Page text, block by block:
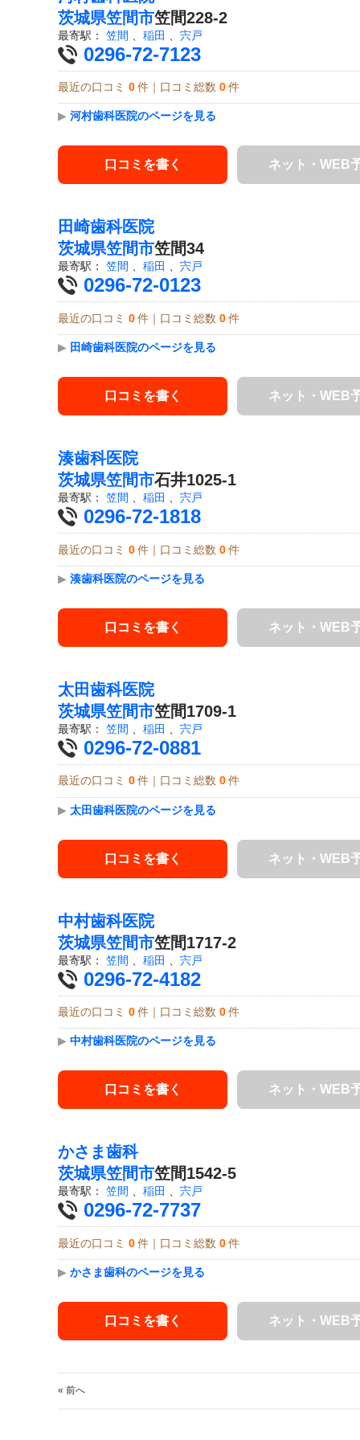
茨城県笠間市笠間228-2
最寄駅： 笠間 稲田 宍戸
0296-72-7123
最近の口コミ 0 件｜口コミ総数 0 件
▶ 河村歯科医院のページを見る
口コミを書く ネット・WEB
田崎歯科医院
茨城県笠間市笠間34
最寄駅： 笠間 、 稲田 、 宍戸
0296-72-0123
最近の口コミ 0 件｜口コミ総数 0 件
▶ 田崎歯科医院のページを見る
口コミを書く ネット・WEB
湊歯科医院
茨城県笠間市石井1025-1
最寄駅： 笠間 稲田 宍戸
0296-72-1818
最近の口コミ 0 件｜口コミ総数 0 件
▶ 湊歯科医院のページを見る
口コミを書く ネット・WEB
太田歯科医院
茨城県笠間市笠間1709-1
最寄駅： 笠間 稲田 宍戸
0296-72-0881
最近の口コミ 0 件｜口コミ総数 0 件
▶ 太田歯科医院のページを見る
口コミを書く ネット・WEB
中村歯科医院
茨城県笠間市笠間1717-2
最寄駅： 笠間 稲田 宍戸
0296-72-4182
最近の口コミ 0 件｜口コミ総数 0 件
▶ 中村歯科医院のページを見る
口コミを書く ネット・WEB
かさま歯科
茨城県笠間市笠間1542-5
最寄駅： 笠間 、 稲田 、 宍戸
0296-72-7737
最近の口コミ 0 件｜口コミ総数 0 件
▶ かさま歯科のページを見る
口コミを書く ネット・WEB
« 前へ